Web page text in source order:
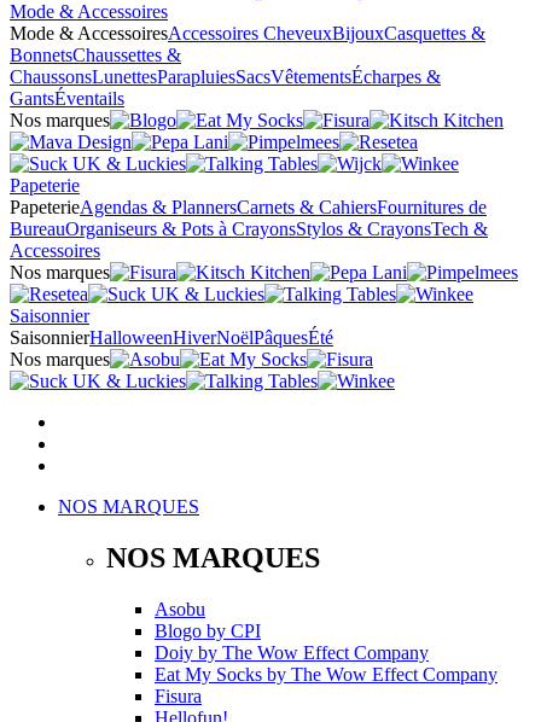
Mode & Accessoires
Mode & AccessoiresAccessoires CheveuxBijouxCasquettes &
BonnetsChaussettes &
ChaussonsLunettesParapluiesSacsVêtementsÉcharpes &
GantsÉventails
Nos marques
Papeterie
PapeterieAgendas & PlannersCarnets & CahiersFournitures de
BureauOrganiseurs & Pots à CrayonsStylos & CrayonsTech &
Accessoires
Nos marques
Saisonnier
SaisonnierHalloweenHiverNoëlPâquesÉté
Nos marques
NOS MARQUES
NOS MARQUES
Asobu
Blogo by CPI
Doiy by The Wow Effect Company
Eat My Socks by The Wow Effect Company
Fisura